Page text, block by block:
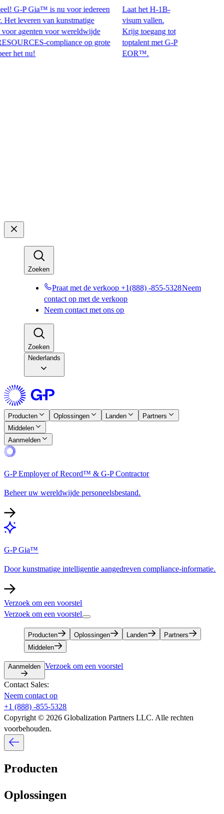
P Gia™ is nu voor iedereen
leveren van kunstmatige
agenten voor wereldwijde
compliance op grote
nu!​​
Laat het H-1B-
visum vallen.
Krijg toegang tot
toptalent met G-P
EOR™.​​
Zoeken​​
Praat met de verkoop +1(888) -855-5328​​Neem
contact op met de verkoop​​
Neem contact met ons op​​
Zoeken​​
Nederlands
Producten​​ Oplossingen​​ Landen​​
Partners​​
Middelen​​
Aanmelden​​
G-P Employer of Record™ & G-P Contractor​​
Beheer uw wereldwijde personeelsbestand.​​
G-P Gia™​​
Door kunstmatige intelligentie aangedreven compliance-informatie.​​
Verzoek om een voorstel​​
Verzoek om een voorstel​​
Producten​​ Oplossingen​​ Landen​​
Partners​​
Middelen​​
Aanmelden​​ Verzoek om een voorstel​​
Contact Sales:​​
Neem contact op​​
+1 (888) -855-5328​​
Copyright © 2026 Globalization Partners LLC. Alle rechten
voorbehouden.​​
Producten​​
Oplossingen​​